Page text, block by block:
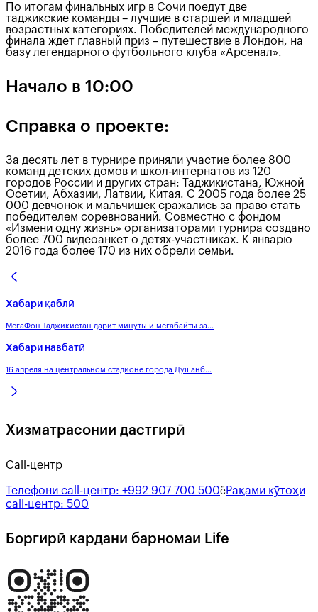
По итогам финальных игр в Сочи поедут две
таджикские команды – лучшие в старшей и младшей
возрастных категориях. Победителей международного
финала ждет главный приз – путешествие в Лондон, на
базу легендарного футбольного клуба «Арсенал».
Начало в 10:00
Справка о проекте:
За десять лет в турнире приняли участие более 800
команд детских домов и школ-интернатов из 120
городов России и других стран: Таджикистана, Южной
Осетии, Абхазии, Латвии, Китая. С 2005 года более 25
000 девчонок и мальчишек сражались за право стать
победителем соревнований. Совместно с фондом
«Измени одну жизнь» организаторами турнира создано
более 700 видеоанкет о детях-участниках. К январю
2016 года более 170 из них обрели семьи.
Хабари қаблӣ
МегаФон Таджикистан дарит минуты и мегабайты за...
Хабари навбатӣ
16 апреля на центральном стадионе города Душанб...
Хизматрасонии дастгирӣ
Call-центр
Телефони call-центр: +992 907 700 500ёРақами кӯтоҳи
call-центр: 500
Боргирӣ кардани барномаи Life